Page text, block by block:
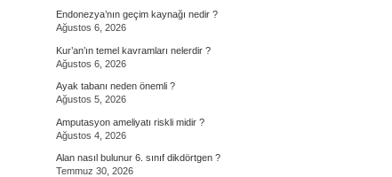
Endonezya’nın geçim kaynağı nedir ?
Ağustos 6, 2026
Kur’an’ın temel kavramları nelerdir ?
Ağustos 6, 2026
Ayak tabanı neden önemli ?
Ağustos 5, 2026
Amputasyon ameliyatı riskli midir ?
Ağustos 4, 2026
Alan nasıl bulunur 6. sınıf dikdörtgen ?
Temmuz 30, 2026